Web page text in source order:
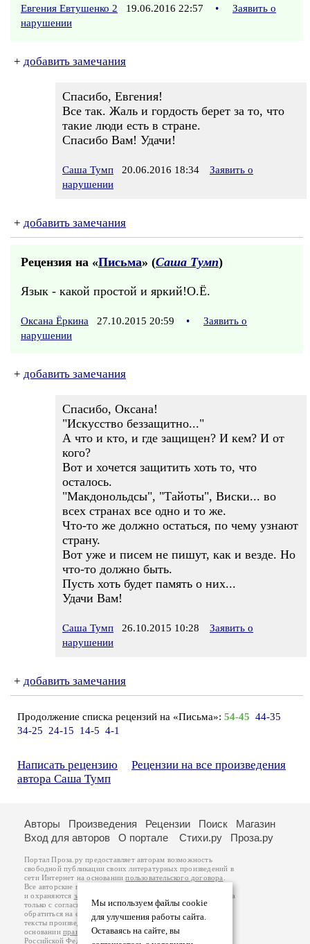
Евгения Евтушенко 2 19.06.2016 22:57 •
Заявить о
нарушении
+ добавить замечания
Спасибо, Евгения!
Все так. Жаль и гордость берет за то, что
такие люди есть в стране.
Спасибо Вам! Удачи!
Саша Тумп 20.06.2016 18:34
Заявить о
нарушении
+ добавить замечания
Рецензия на «Письма» (Саша Тумп)
Язык - какой простой и яркий!О.Ё.
Оксана Ёркина 27.10.2015 20:59 •
Заявить о
нарушении
+ добавить замечания
Спасибо, Оксана!
"Искусство беззащитно..."
А что и кто, и где защищен? И кем? И от
кого?
Вот и хочется защитить хоть то, что
осталось.
"Макдонольдсы", "Тайоты", Виски... во
всех странах все одно и то же.
Что-то же должно остаться, по чему узнают
страну.
Вот уже и писем не пишут, как и везде. Но
что-то должно быть.
Пусть хоть будет память о них...
Удачи Вам!
Саша Тумп 26.10.2015 10:28
Заявить о
нарушении
+ добавить замечания
Продолжение списка рецензий на «Письма»: 54-45 44-35
34-25
24-15 14-5 4-1
Написать рецензию
Рецензии на все произведения
автора Саша Тумп
Мы используем файлы cookie
для улучшения работы сайта.
Оставаясь на сайте, вы
Авторы Произведения Рецензии Поиск
Магазин
Вход для авторов
О портале Стихи.ру Проза.ру
Портал Проза.ру предоставляет авторам возможность
свободной публикации своих литературных произведений в
сети Интернет на основаниипользовательского договора
Все авторские права на произведения принадлежат авторам
и охраняются законом
. Перепечатка произведений возможна
только с согласия его автора, к которому вы можете
обратиться на его авторской странице. Ответственность за
тексты произведений авторы несут самостоятельно на
основанииправил публикацииизаконодательства
Российской Федерации